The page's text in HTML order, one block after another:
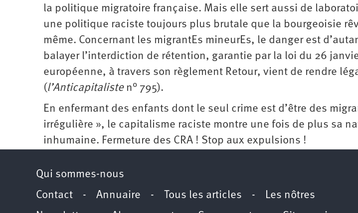
la politique migratoire française. Mais elle sert aussi de
une politique raciste toujours plus brutale que la bourgeoisie
même. Concernant les migrantEs mineurEs, le danger est
balayer l’interdiction de rétention, garantie par la loi du 26
européenne, à travers son règlement Retour, vient de rendre
(l’Anticapitalisten° 795).
En enfermant des enfants dont le seul crime est d’être des
irrégulière », le capitalisme raciste montre une fois de plus sa
inhumaine. Fermeture des CRA ! Stop aux expulsions !
Qui sommes-nous
Contact - Annuaire - Tous les articles - Les nôtres